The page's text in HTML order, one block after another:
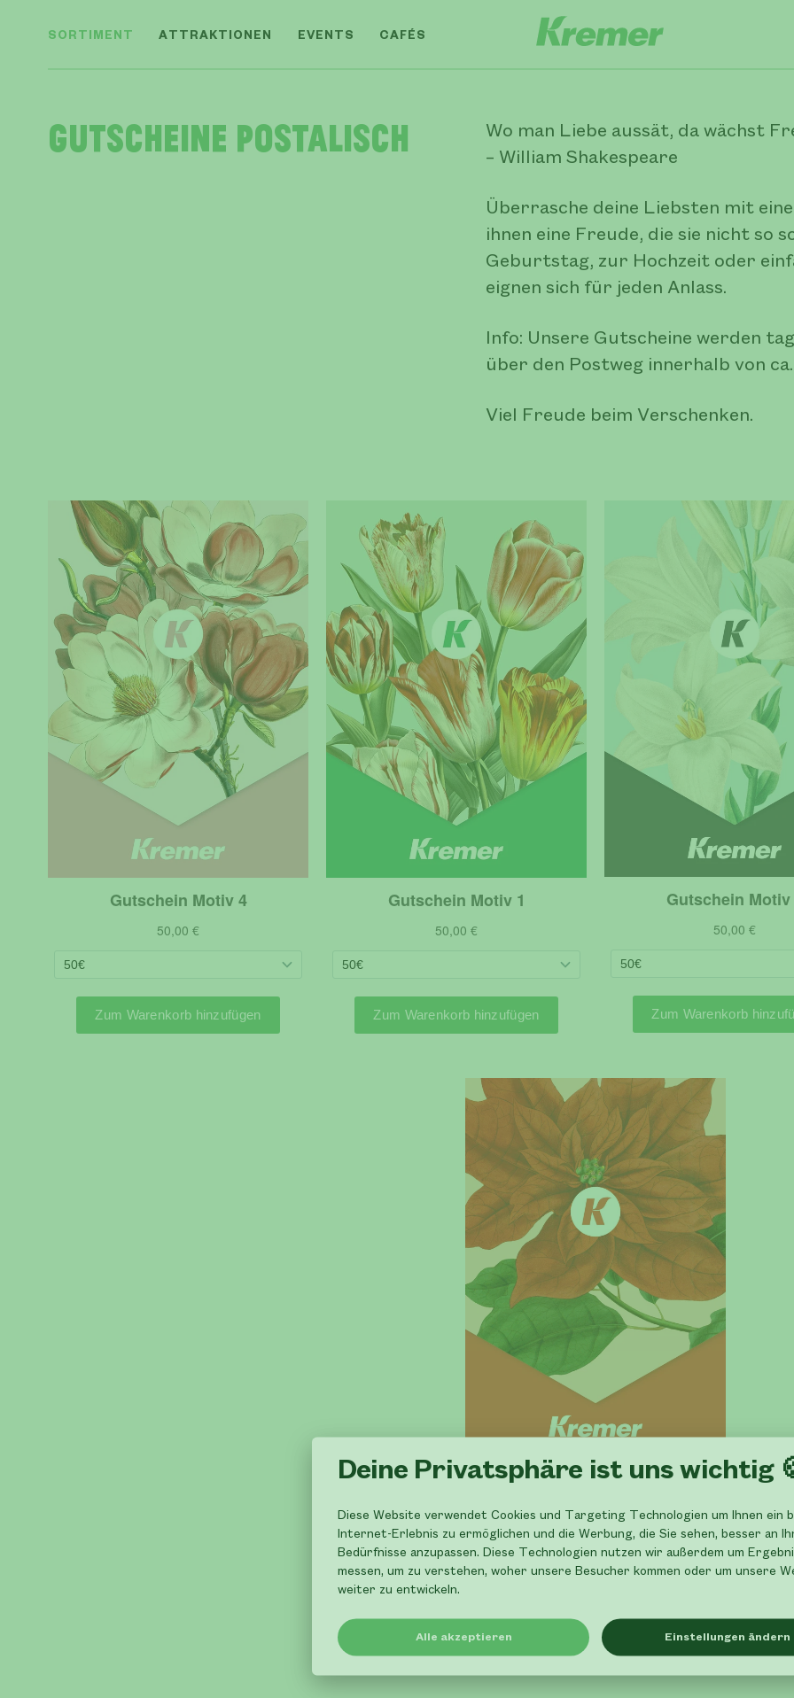
SORTIMENT ATTRAKTIONEN EVENTS CAFÉS
Gutscheine postalisch
Wo man Liebe aussät, da wächst
– William Shakespeare
Überrasche deine Liebsten mit
ihnen eine Freude, die sie nicht so
Geburtstag, zur Hochzeit oder
eignen sich für jeden Anlass.
Info: Unsere Gutscheine werden
über den Postweg innerhalb von
Viel Freude beim Verschenken.
Deine Privatsphäre ist uns wichtig
Diese Website verwendet Cookies und Targeting Technologien um Ihnen ein
Internet-Erlebnis zu ermöglichen und die Werbung, die Sie sehen, besser an
Bedürfnisse anzupassen. Diese Technologien nutzen wir außerdem um
messen, um zu verstehen, woher unsere Besucher kommen oder um unsere
weiter zu entwickeln.
Alle akzeptieren Einstellungen ändern